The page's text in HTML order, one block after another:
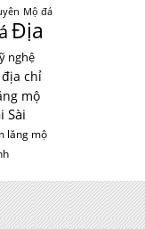
Mộ đá
Địa
nghệ
địa chỉ
mộ
Sài
lăng mộ